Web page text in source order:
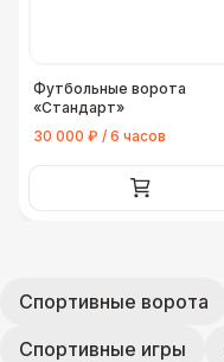
Футбольные ворота
«Стандарт»
30 000 ₽ / 6 часов
Спортивные ворота
Спортивные игры